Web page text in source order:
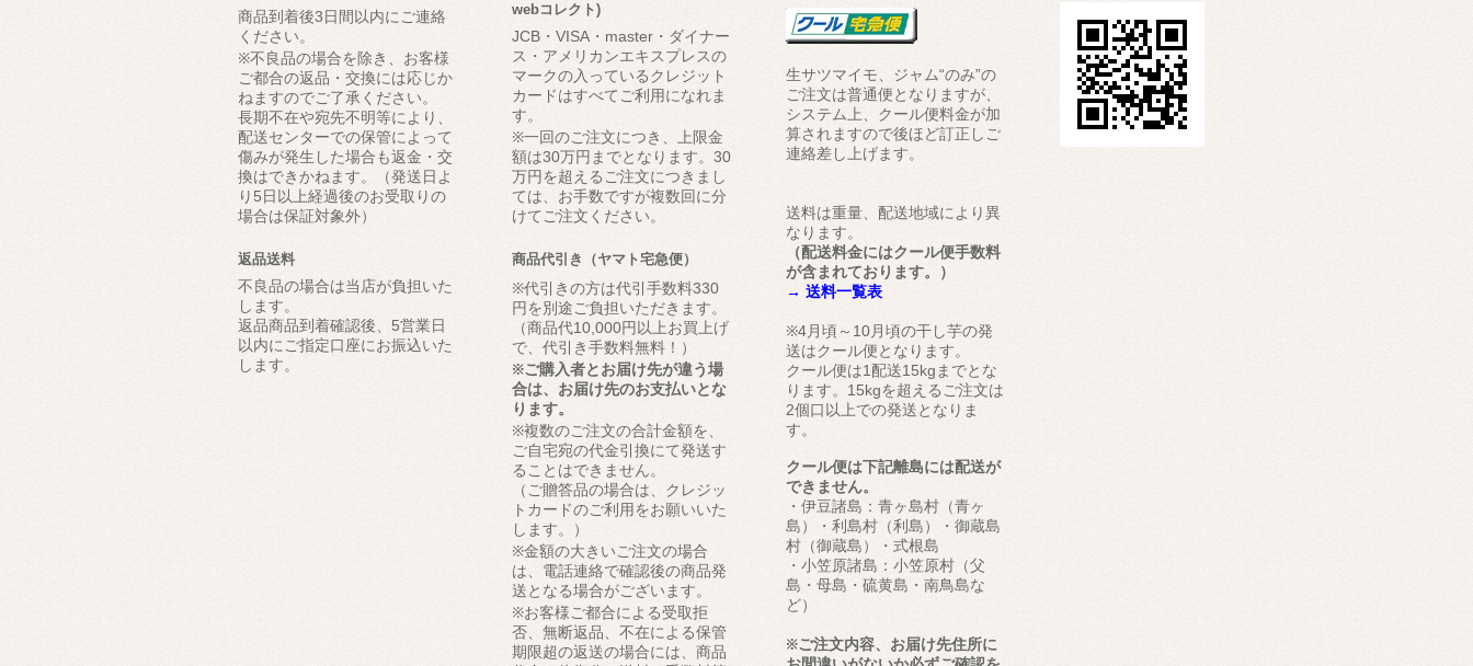
商品到着後3日間以内にご連絡
ください。
※不良品の場合を除き、お客様
ご都合の返品・交換には応じか
ねますのでご了承ください。
長期不在や宛先不明等により、
配送センターでの保管によって
傷みが発生した場合も返金・交
換はできかねます。（発送日よ
り5日以上経過後のお受取りの
場合は保証対象外）
返品送料
不良品の場合は当店が負担いた
します。
返品商品到着確認後、5営業日
以内にご指定口座にお振込いた
します。
webコレクト)
JCB・VISA・master・ダイナー
ス・アメリカンエキスプレスの
マークの入っているクレジット
カードはすべてご利用になれま
す。
※一回のご注文につき、上限金
額は30万円までとなります。30
万円を超えるご注文につきまし
ては、お手数ですが複数回に分
けてご注文ください。
商品代引き（ヤマト宅急便）
※代引きの方は代引手数料330
円を別途ご負担いただきます。
（商品代10,000円以上お買上げ
で、代引き手数料無料！）
※ご購入者とお届け先が違う場
合は、お届け先のお支払いとな
ります。
※複数のご注文の合計金額を、
ご自宅宛の代金引換にて発送す
ることはできません。
（ご贈答品の場合は、クレジッ
トカードのご利用をお願いいた
します。）
※金額の大きいご注文の場合
は、電話連絡で確認後の商品発
送となる場合がございます。
※お客様ご都合による受取拒
否、無断返品、不在による保管
期限超の返送の場合には、商品
生サツマイモ、ジャム“のみ”の
ご注文は普通便となりますが、
システム上、クール便料金が加
算されますので後ほど訂正しご
連絡差し上げます。
送料は重量、配送地域により異
なります。
（配送料金にはクール便手数料
が含まれております。）
→ 送料一覧表
※4月頃～10月頃の干し芋の発
送はクール便となります。
クール便は1配送15kgまでとな
ります。15kgを超えるご注文は
2個口以上での発送となりま
す。
クール便は下記離島には配送が
できません。
・伊豆諸島：青ヶ島村（青ヶ
島）・利島村（利島）・御蔵島
村（御蔵島）・式根島
・小笠原諸島：小笠原村（父
島・母島・硫黄島・南鳥島な
ど）
※ご注文内容、お届け先住所に